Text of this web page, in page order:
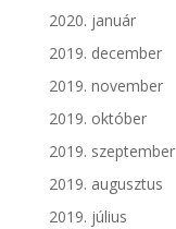
2020. január
2019. december
2019. november
2019. október
2019. szeptember
2019. augusztus
2019. július